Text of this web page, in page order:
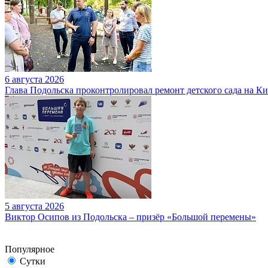
6 августа 2026
Глава Подольска проконтролировал ремонт детского сада на
5 августа 2026
Виктор Осипов из Подольска – призёр «Большой перемены»
Популярное
Сутки